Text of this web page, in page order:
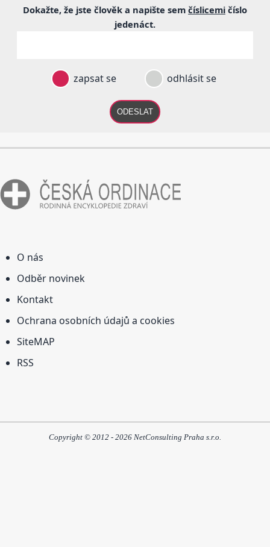
Dokažte, že jste člověk a napište sem číslicemi číslo
jedenáct.
zapsat se odhlásit se
ODESLAT
O nás
Odběr novinek
Kontakt
Ochrana osobních údajů a cookies
SiteMAP
RSS
Copyright © 2012 - 2026 NetConsulting Praha s.r.o.